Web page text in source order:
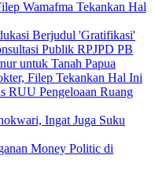
Wamafma Tekankan Hal
Berjudul 'Gratifikasi'
Publik RPJPD PB
untuk Tanah Papua
Filep Tekankan Hal Ini
RUU Pengeloaan Ruang
Ingat Juga Suku
Money Politic di